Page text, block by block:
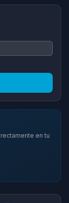
en tu